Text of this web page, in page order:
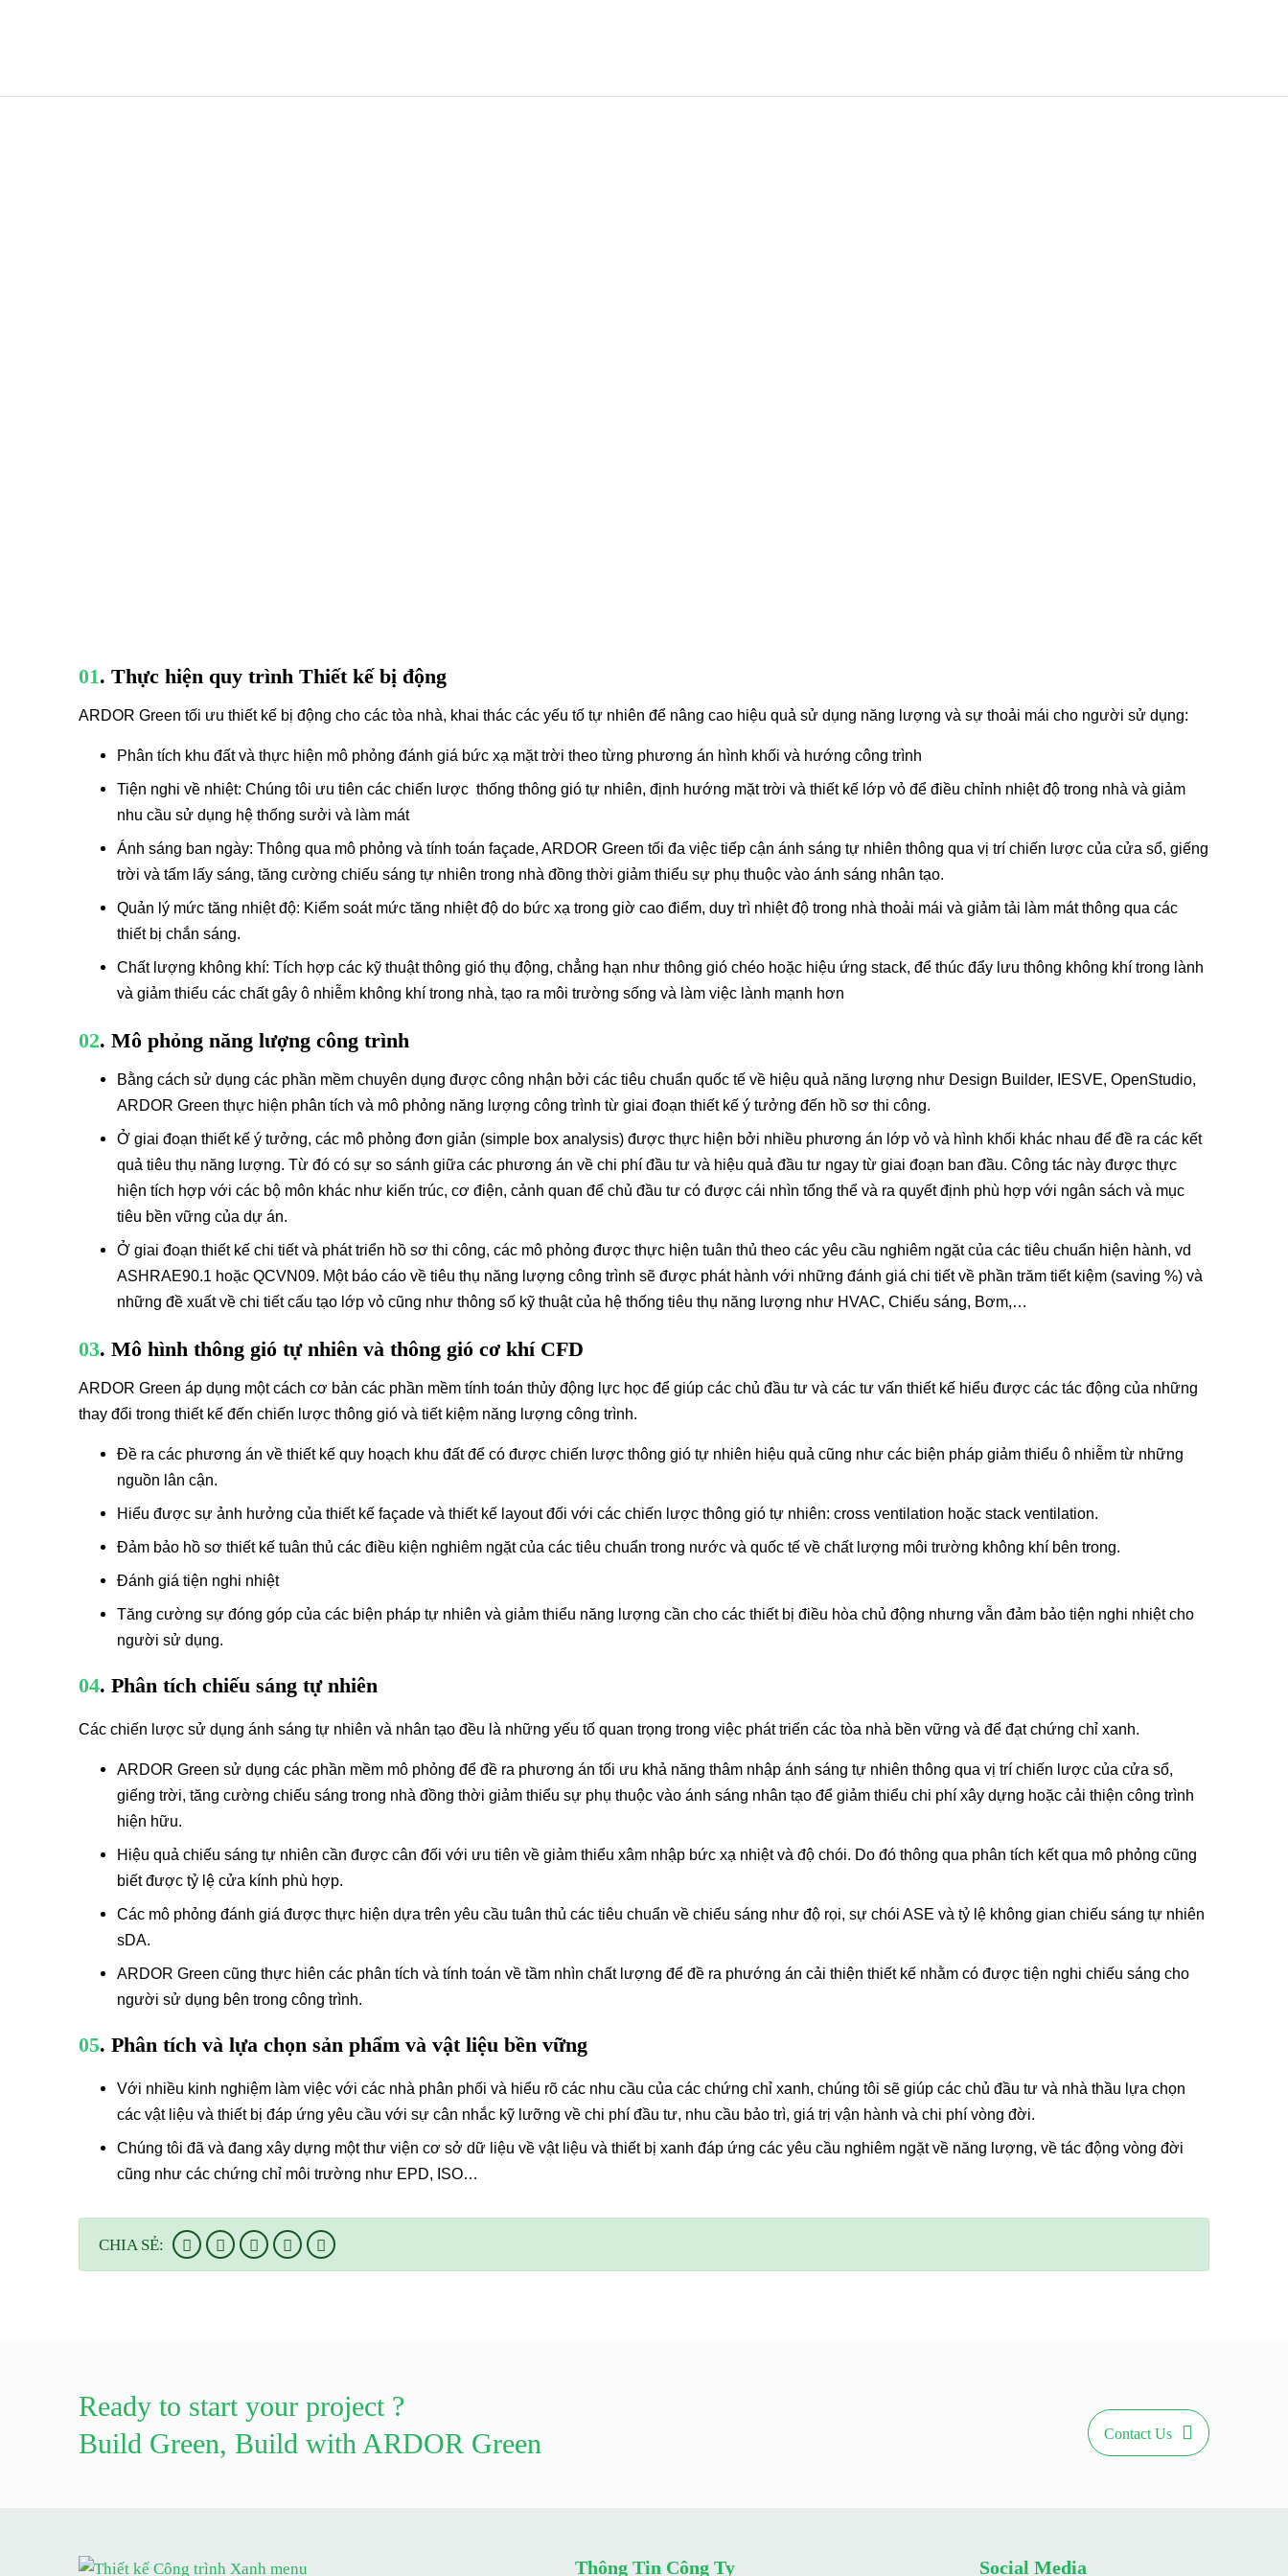
01. Thực hiện quy trình Thiết kế bị động
ARDOR Green tối ưu thiết kế bị động cho các tòa nhà, khai thác các yếu tố tự nhiên để nâng cao hiệu quả sử dụng năng lượng và sự thoải mái cho người sử dụng:
Phân tích khu đất và thực hiện mô phỏng đánh giá bức xạ mặt trời theo từng phương án hình khối và hướng công trình
Tiện nghi về nhiệt: Chúng tôi ưu tiên các chiến lược thống thông gió tự nhiên, định hướng mặt trời và thiết kế lớp vỏ để điều chỉnh nhiệt độ trong nhà và giảm
nhu cầu sử dụng hệ thống sưởi và làm mát
Ánh sáng ban ngày: Thông qua mô phỏng và tính toán façade, ARDOR Green tối đa việc tiếp cận ánh sáng tự nhiên thông qua vị trí chiến lược của cửa sổ, giếng
trời và tấm lấy sáng, tăng cường chiếu sáng tự nhiên trong nhà đồng thời giảm thiểu sự phụ thuộc vào ánh sáng nhân tạo.
Quản lý mức tăng nhiệt độ: Kiểm soát mức tăng nhiệt độ do bức xạ trong giờ cao điểm, duy trì nhiệt độ trong nhà thoải mái và giảm tải làm mát thông qua các
thiết bị chắn sáng.
Chất lượng không khí: Tích hợp các kỹ thuật thông gió thụ động, chẳng hạn như thông gió chéo hoặc hiệu ứng stack, để thúc đẩy lưu thông không khí trong lành
và giảm thiểu các chất gây ô nhiễm không khí trong nhà, tạo ra môi trường sống và làm việc lành mạnh hơn
02. Mô phỏng năng lượng công trình
Bằng cách sử dụng các phần mềm chuyên dụng được công nhận bởi các tiêu chuẩn quốc tế về hiệu quả năng lượng như Design Builder, IESVE, OpenStudio,
ARDOR Green thực hiện phân tích và mô phỏng năng lượng công trình từ giai đoạn thiết kế ý tưởng đến hồ sơ thi công.
Ở giai đoạn thiết kế ý tưởng, các mô phỏng đơn giản (simple box analysis) được thực hiện bởi nhiều phương án lớp vỏ và hình khối khác nhau để đề ra các kết
quả tiêu thụ năng lượng. Từ đó có sự so sánh giữa các phương án về chi phí đầu tư và hiệu quả đầu tư ngay từ giai đoạn ban đầu. Công tác này được thực
hiện tích hợp với các bộ môn khác như kiến trúc, cơ điện, cảnh quan để chủ đầu tư có được cái nhìn tổng thể và ra quyết định phù hợp với ngân sách và mục
tiêu bền vững của dự án.
Ở giai đoạn thiết kế chi tiết và phát triển hồ sơ thi công, các mô phỏng được thực hiện tuân thủ theo các yêu cầu nghiêm ngặt của các tiêu chuẩn hiện hành, vd
ASHRAE90.1 hoặc QCVN09. Một báo cáo về tiêu thụ năng lượng công trình sẽ được phát hành với những đánh giá chi tiết về phần trăm tiết kiệm (saving %) và
những đề xuất về chi tiết cấu tạo lớp vỏ cũng như thông số kỹ thuật của hệ thống tiêu thụ năng lượng như HVAC, Chiếu sáng, Bơm,…
03. Mô hình thông gió tự nhiên và thông gió cơ khí CFD
ARDOR Green áp dụng một cách cơ bản các phần mềm tính toán thủy động lực học để giúp các chủ đầu tư và các tư vấn thiết kế hiểu được các tác động của những
thay đổi trong thiết kế đến chiến lược thông gió và tiết kiệm năng lượng công trình.
Đề ra các phương án về thiết kế quy hoạch khu đất để có được chiến lược thông gió tự nhiên hiệu quả cũng như các biện pháp giảm thiểu ô nhiễm từ những
nguồn lân cận.
Hiểu được sự ảnh hưởng của thiết kế façade và thiết kế layout đối với các chiến lược thông gió tự nhiên: cross ventilation hoặc stack ventilation.
Đảm bảo hồ sơ thiết kế tuân thủ các điều kiện nghiêm ngặt của các tiêu chuẩn trong nước và quốc tế về chất lượng môi trường không khí bên trong.
Đánh giá tiện nghi nhiệt
Tăng cường sự đóng góp của các biện pháp tự nhiên và giảm thiểu năng lượng cần cho các thiết bị điều hòa chủ động nhưng vẫn đảm bảo tiện nghi nhiệt cho
người sử dụng.
04. Phân tích chiếu sáng tự nhiên
Các chiến lược sử dụng ánh sáng tự nhiên và nhân tạo đều là những yếu tố quan trọng trong việc phát triển các tòa nhà bền vững và để đạt chứng chỉ xanh.
ARDOR Green sử dụng các phần mềm mô phỏng để đề ra phương án tối ưu khả năng thâm nhập ánh sáng tự nhiên thông qua vị trí chiến lược của cửa sổ,
giếng trời, tăng cường chiếu sáng trong nhà đồng thời giảm thiểu sự phụ thuộc vào ánh sáng nhân tạo để giảm thiểu chi phí xây dựng hoặc cải thiện công trình
hiện hữu.
Hiệu quả chiếu sáng tự nhiên cần được cân đối với ưu tiên về giảm thiểu xâm nhập bức xạ nhiệt và độ chói. Do đó thông qua phân tích kết qua mô phỏng cũng
biết được tỷ lệ cửa kính phù hợp.
Các mô phỏng đánh giá được thực hiện dựa trên yêu cầu tuân thủ các tiêu chuẩn về chiếu sáng như độ rọi, sự chói ASE và tỷ lệ không gian chiếu sáng tự nhiên
sDA.
ARDOR Green cũng thực hiên các phân tích và tính toán về tầm nhìn chất lượng để đề ra phướng án cải thiện thiết kế nhằm có được tiện nghi chiếu sáng cho
người sử dụng bên trong công trình.
05. Phân tích và lựa chọn sản phẩm và vật liệu bền vững
Với nhiều kinh nghiệm làm việc với các nhà phân phối và hiểu rõ các nhu cầu của các chứng chỉ xanh, chúng tôi sẽ giúp các chủ đầu tư và nhà thầu lựa chọn
các vật liệu và thiết bị đáp ứng yêu cầu với sự cân nhắc kỹ lưỡng về chi phí đầu tư, nhu cầu bảo trì, giá trị vận hành và chi phí vòng đời.
Chúng tôi đã và đang xây dựng một thư viện cơ sở dữ liệu về vật liệu và thiết bị xanh đáp ứng các yêu cầu nghiêm ngặt về năng lượng, về tác động vòng đời
cũng như các chứng chỉ môi trường như EPD, ISO…
CHIA SẺ:
Ready to start your project ?
Build Green, Build with ARDOR Green
Contact Us
Thông Tin Công Ty Social Media